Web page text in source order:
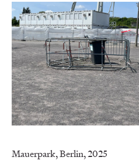
Mauerpark, Berlin, 2025